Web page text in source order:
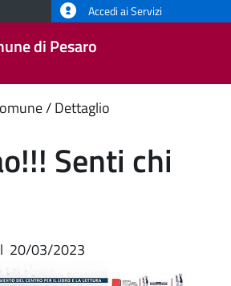
Accedi ai Servizi
di Pesaro
Dettaglio
Senti chi
20/03/2023